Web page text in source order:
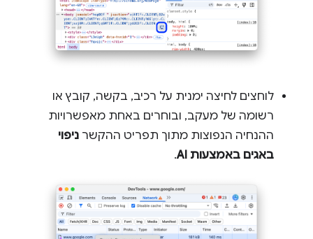
לוחצים לחיצה ימנית על רכיב, בקשה, קובץ או
רשומה של מעקב, ובוחרים באחת מאפשרויות
ההנחיה הנפוצות מתוך תפריט ההקשר ניפוי
באגים באמצעות AI
.